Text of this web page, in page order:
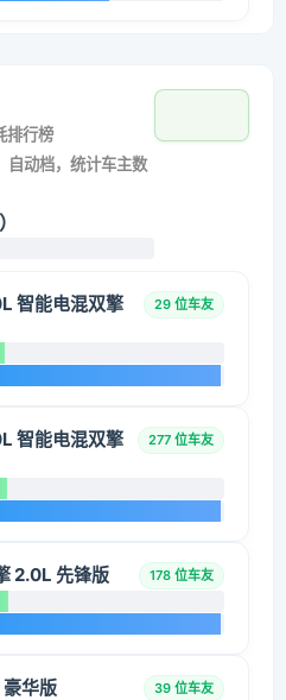
排行榜
自动档，统计车主数
智能电混双擎
29 位车友
智能电混双擎
277 位车友
2.0L 先锋版 178 位车友
华版 39 位车友